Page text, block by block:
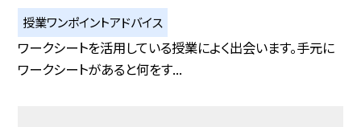
授業ワンポイントアドバイス
ワークシートを活用している授業によく出会います。手元に
ワークシートがあると何をす...